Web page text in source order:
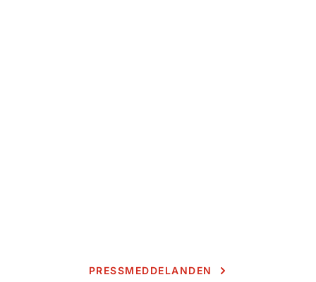
PRESSMEDDELANDEN